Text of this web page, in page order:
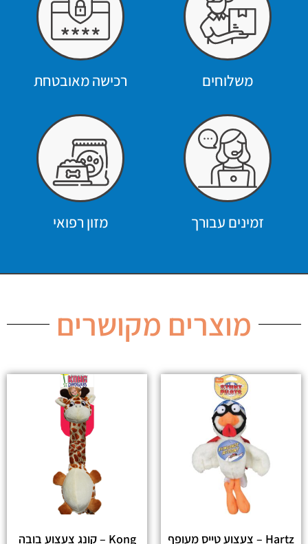
משלוחים רכישה מאובטחת
זמינים עבורך מזון רפואי
מוצרים מקושרים
Hartz – צעצוע טייס מעופף Kong – קונג צעצוע בובה